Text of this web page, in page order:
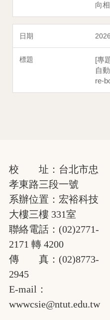
向
[專
自
re-
校 址：台北市忠
孝東路三段一號
系辦位置：宏裕科技
大樓三樓 331室
聯絡電話：(02)2771-
2171 轉 4200
傳 真：(02)8773-
2945
E-mail：
wwwcsie@ntut.edu.tw